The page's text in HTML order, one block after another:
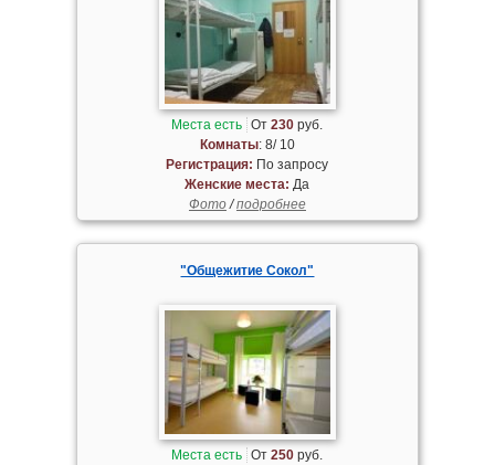
Места есть От230 руб.
Комнаты: 8/ 10
Регистрация: По запросу
Женские места: Да
Фото/подробнее
"Общежитие Сокол"
Места есть От250 руб.